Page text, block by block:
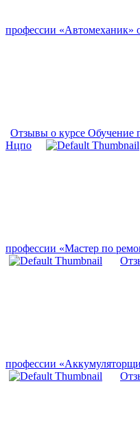
профессии «Автомеханик»
Отзывы о курсе Обучение
Нцпо
профессии «Мастер по
профессии